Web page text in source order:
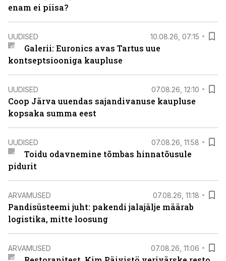
enam ei piisa?
UUDISED 10.08.26, 07:15
Galerii: Euronics avas Tartus uue
kontseptsiooniga kaupluse
UUDISED 07.08.26, 12:10
Coop Järva uuendas sajandivanuse kaupluse
kopsaka summa eest
UUDISED 07.08.26, 11:58
Toidu odavnemine tõmbas hinnatõusule
pidurit
ARVAMUSED 07.08.26, 11:18
Pandisüsteemi juht: pakendi jalajälje määrab
logistika, mitte loosung
ARVAMUSED 07.08.26, 11:06